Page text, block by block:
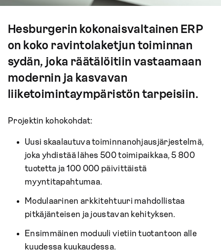
Hesburgerin kokonaisvaltainen ERP
on koko ravintolaketjun toiminnan
sydän, joka räätälöitiin vastaamaan
modernin ja kasvavan
liiketoimintaympäristön tarpeisiin.
Projektin kohokohdat:
Uusi skaalautuva toiminnanohjausjärjestelmä,
joka yhdistää lähes 500 toimipaikkaa, 5 800
tuotetta ja 100 000 päivittäistä
myyntitapahtumaa.
Modulaarinen arkkitehtuuri mahdollistaa
pitkäjänteisen ja joustavan kehityksen.
Ensimmäinen moduuli vietiin tuotantoon alle
kuudessa kuukaudessa.